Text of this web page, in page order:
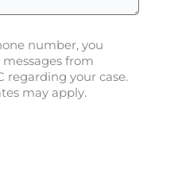
number, you
from
regarding your case.
may apply.